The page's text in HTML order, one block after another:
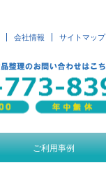
会社情報 サイトマップ
ご利用事例